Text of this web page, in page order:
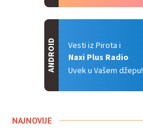
Vesti iz Pirota i
Naxi Plus Radio
Uvek u Vašem džepu!
ANDROID
NAJNOVIJE